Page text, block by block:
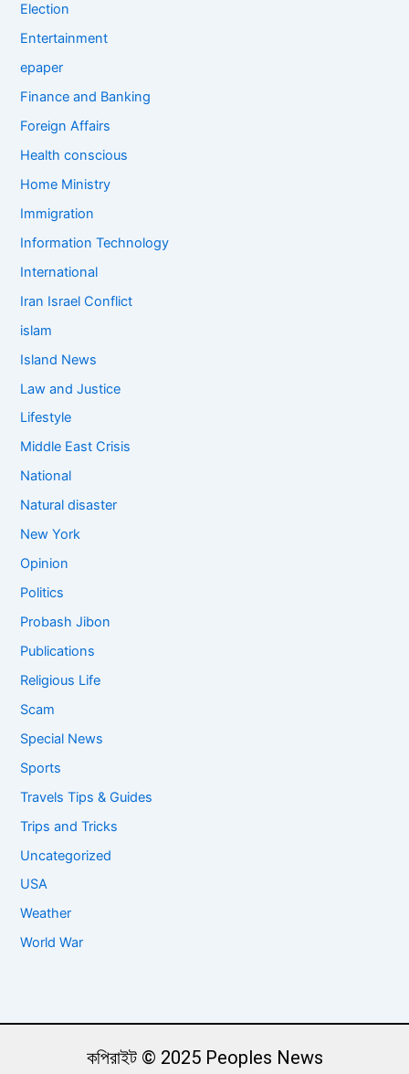
Election
Entertainment
epaper
Finance and Banking
Foreign Affairs
Health conscious
Home Ministry
Immigration
Information Technology
International
Iran Israel Conflict
islam
Island News
Law and Justice
Lifestyle
Middle East Crisis
National
Natural disaster
New York
Opinion
Politics
Probash Jibon
Publications
Religious Life
Scam
Special News
Sports
Travels Tips & Guides
Trips and Tricks
Uncategorized
USA
Weather
World War
কপিরাইট © 2025 Peoples News